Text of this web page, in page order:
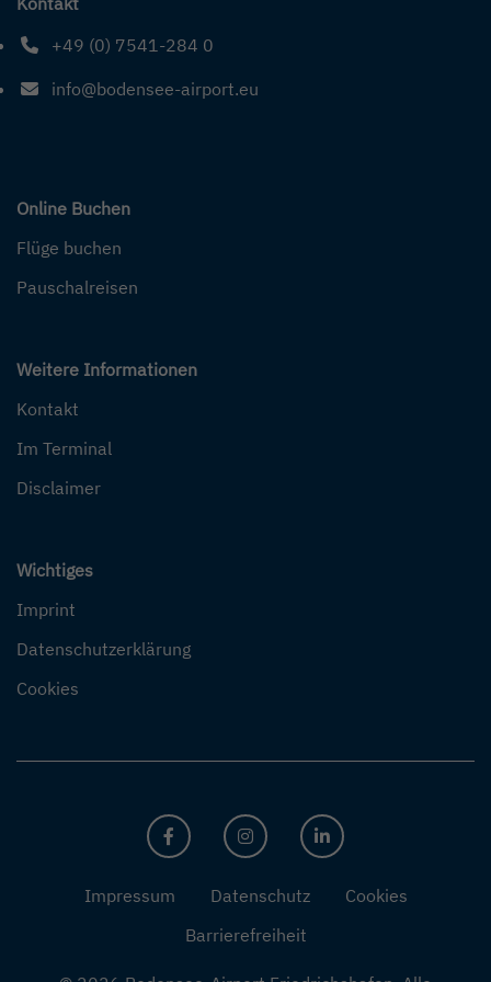
+49 (0) 7541-284 0
Telefonnummer: 4 9 0 7 5 4 1 2 8 4 0
info@bodensee-airport.eu
E-Mail Adresse: info@bodensee-airport.eu
Online Buchen
Flüge buchen
Pauschalreisen
Weitere Informationen
Kontakt
Im Terminal
Disclaimer
Wichtiges
Imprint
Datenschutzerklärung
Cookies
FACEBOOKINSTAGRAMLINKEDIN
Impressum Datenschutz
Cookies
Barrierefreiheit